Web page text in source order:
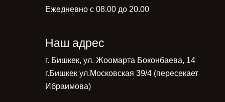
Ежедневно с 08.00 до 20.00
Наш адрес
г. Бишкек, ул. Жоомарта Боконбаева, 14
г.Бишкек ул.Московская 39/4 (пересекает
Ибраимова)